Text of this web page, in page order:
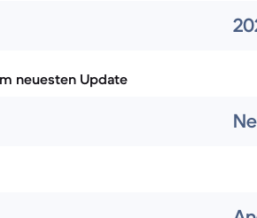
neuesten Update